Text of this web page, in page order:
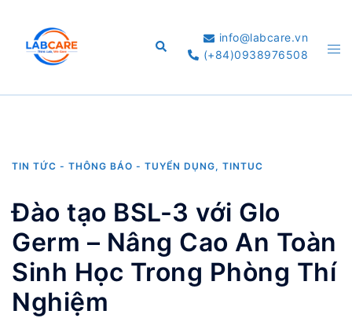
content
Search
info@labcare.vn
(+84)0938976508
TIN TỨC - THÔNG BÁO - TUYỂN DỤNG, TINTUC
Đào tạo BSL-3 với Glo
Germ – Nâng Cao An Toàn
Sinh Học Trong Phòng Thí
Nghiệm